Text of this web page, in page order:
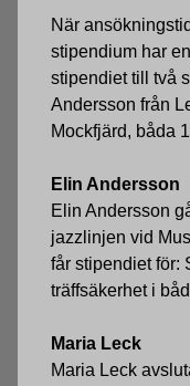
När
stipendium har
stipendiet till två
Andersson från
Mockfjärd, båda
Elin Andersson
Elin Andersson
jazzlinjen vid
får stipendiet för:
träffsäkerhet i
Maria Leck
Maria Leck